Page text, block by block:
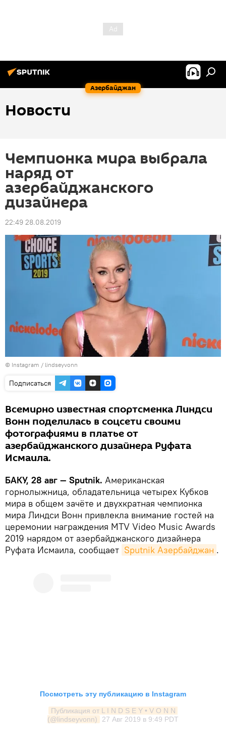
Азербайджан
Новости
Чемпионка мира выбрала
наряд от
азербайджанского
дизайнера
22:49 28.08.2019
© Instagram / lindseyvonn
Подписаться
Всемирно известная спортсменка Линдси
Вонн поделилась в соцсети своими
фотографиями в платье от
азербайджанского дизайнера Руфата
Исмаила.
БАКУ, 28 авг — Sputnik. Американская
горнолыжница, обладательница четырех Кубков
мира в общем зачёте и двухкратная чемпионка
мира Линдси Вонн привлекла внимание гостей на
церемонии награждения MTV Video Music Awards
2019 нарядом от азербайджанского дизайнера
Руфата Исмаила, сообщает Sputnik Азербайджан .
Посмотреть эту публикацию в Instagram
Публикация от L I N D S E Y • V O N N
(@lindseyvonn)
27 Авг 2019 в 9:49 PDT